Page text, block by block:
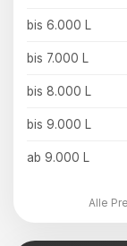
bis 6.000 L
bis 7.000 L
bis 8.000 L
bis 9.000 L
ab 9.000 L
Alle